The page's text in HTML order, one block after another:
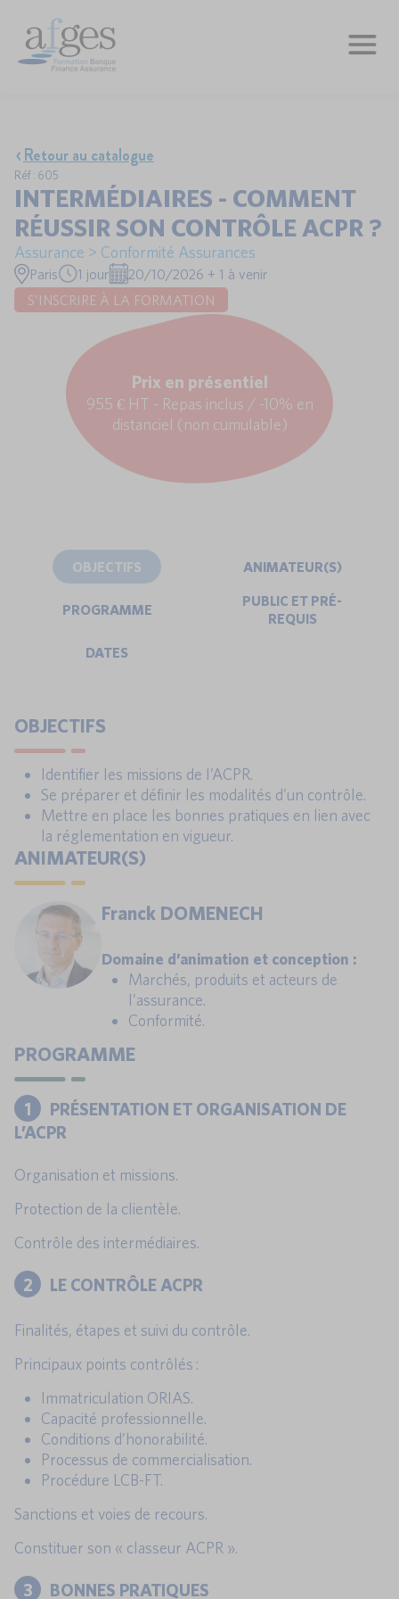
Retour au catalogue
Réf : 605
INTERMÉDIAIRES - COMMENT
RÉUSSIR SON CONTRÔLE ACPR ?
Assurance > Conformité Assurances
Paris 1 jour
20/10/2026 + 1 à venir
S'INSCRIRE À LA FORMATION
Prix en présentiel
955 € HT - Repas inclus / -10% en
distanciel (non cumulable)
OBJECTIFS ANIMATEUR(S)
PROGRAMME
PUBLIC ET PRÉ-
REQUIS
DATES
OBJECTIFS
Identifier les missions de l’ACPR.
Se préparer et définir les modalités d’un contrôle.
Mettre en place les bonnes pratiques en lien avec
la réglementation en vigueur.
ANIMATEUR(S)
Franck DOMENECH
Domaine d’animation et conception :
Marchés, produits et acteurs de
l’assurance.
Conformité.
PROGRAMME
1
PRÉSENTATION ET ORGANISATION DE
L’ACPR
Organisation et missions.
Protection de la clientèle.
Contrôle des intermédiaires.
2 LE CONTRÔLE ACPR
Finalités, étapes et suivi du contrôle.
Principaux points contrôlés :
Immatriculation ORIAS.
Capacité professionnelle.
Conditions d’honorabilité.
Processus de commercialisation.
Procédure LCB-FT.
Sanctions et voies de recours.
Constituer son « classeur ACPR ».
3 BONNES PRATIQUES